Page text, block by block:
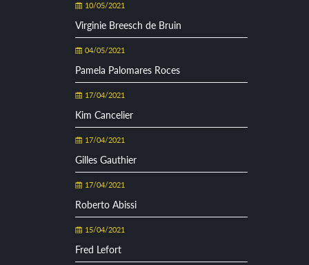
10/05/2021
Virginie Breesch de Bruin
04/05/2021
Pamela Palomares Roces
17/04/2021
Kim Cancelier
17/04/2021
Gilles Gauthier
17/04/2021
Roberto Abissi
15/04/2021
Fred Lefort